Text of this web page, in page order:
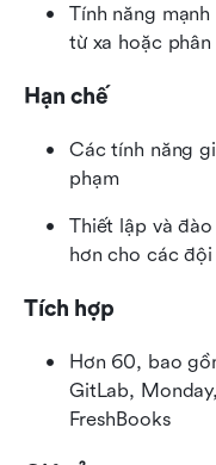
Tính năng
từ xa hoặc phân
Hạn chế
Các tính năng
phạm
Thiết lập và
hơn cho các
Tích hợp
Hơn 60, bao
GitLab,
FreshBooks